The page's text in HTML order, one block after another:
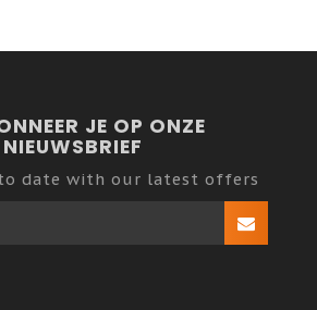
JE OP ONZE
NIEUWSBRIEF
date with our latest offers